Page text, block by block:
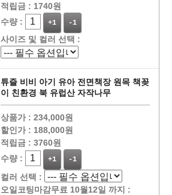
적립금 : 1740원
수량 :
+1 -1
사이즈 및 컬러 선택 :
튜즐 비비 아기 유아 전면책장 원목 책꽂
이 친환경 북 유럽산 자작나무
상품가 : 234,000원
할인가 : 188,000원
적립금 : 3760원
수량 :
+1 -1
컬러 선택 :
오일코팅마감무료 10월12일 까지 :